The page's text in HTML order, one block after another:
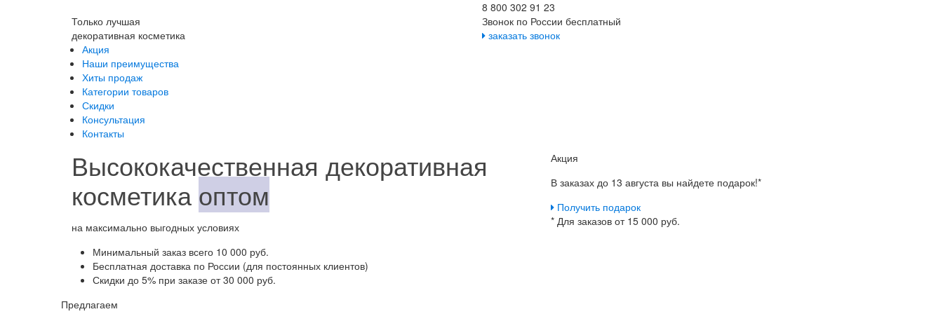
Только лучшая
декоративная косметика
8 800 302 91 23
Звонок по России бесплатный
заказать звонок
Акция
Наши преимущества
Хиты продаж
Категории товаров
Скидки
Консультация
Контакты
Высококачественная декоративная
косметика оптом
на максимально выгодных условиях
Минимальный заказ всего 10 000 руб.
Бесплатная доставка по России (для постоянных клиентов)
Скидки до 5% при заказе от 30 000 руб.
Акция
В заказах до 13 августа вы найдете подарок!*
Получить подарок
* Для заказов от 15 000 руб.
Предлагаем